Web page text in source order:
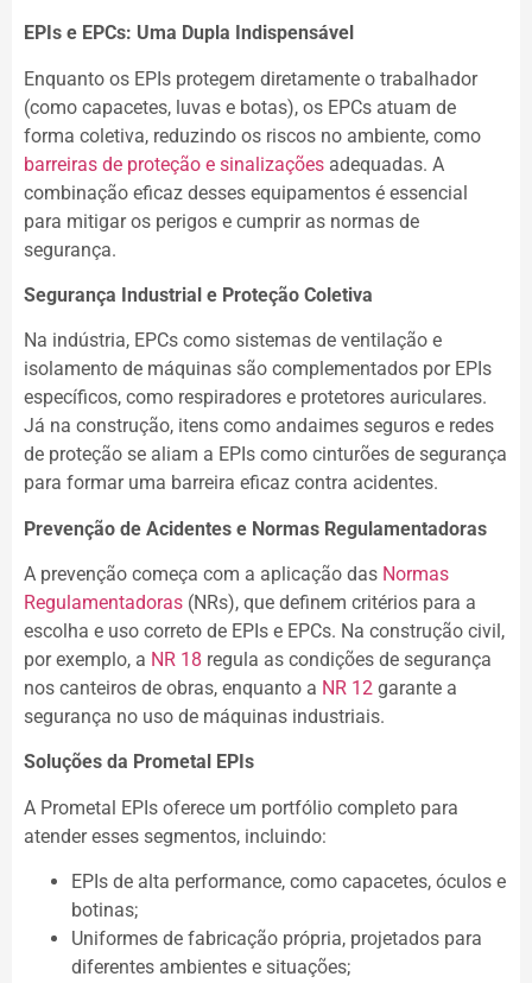
EPIs e EPCs: Uma Dupla Indispensável
Enquanto os EPIs protegem diretamente o trabalhador
(como capacetes, luvas e botas), os EPCs atuam de
forma coletiva, reduzindo os riscos no ambiente, como
barreiras de proteção e sinalizações adequadas. A
combinação eficaz desses equipamentos é essencial
para mitigar os perigos e cumprir as normas de
segurança.
Segurança Industrial e Proteção Coletiva
Na indústria, EPCs como sistemas de ventilação e
isolamento de máquinas são complementados por EPIs
específicos, como respiradores e protetores auriculares.
Já na construção, itens como andaimes seguros e redes
de proteção se aliam a EPIs como cinturões de segurança
para formar uma barreira eficaz contra acidentes.
Prevenção de Acidentes e Normas Regulamentadoras
A prevenção começa com a aplicação das Normas
Regulamentadoras (NRs), que definem critérios para a
escolha e uso correto de EPIs e EPCs. Na construção civil,
por exemplo, a NR 18 regula as condições de segurança
nos canteiros de obras, enquanto a NR 12 garante a
segurança no uso de máquinas industriais.
Soluções da Prometal EPIs
A Prometal EPIs oferece um portfólio completo para
atender esses segmentos, incluindo:
EPIs de alta performance, como capacetes, óculos e
botinas;
Uniformes de fabricação própria, projetados para
diferentes ambientes e situações;